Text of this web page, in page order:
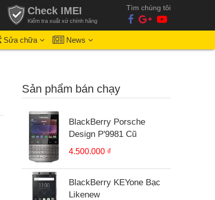
Check IMEI
Kiểm tra xuất xứ chính hãng
Tìm chúng tôi
Sửa chữa News
Sản phẩm bán chạy
BlackBerry Porsche
Design P'9981 Cũ
4.500.000 ₫
BlackBerry KEYone Bạc
Likenew